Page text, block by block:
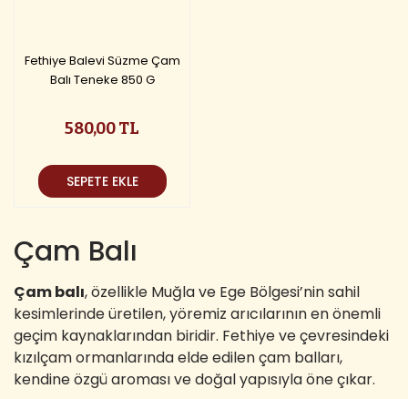
Fethiye Balevi Süzme Çam
Balı Teneke 850 G
580,00 TL
SEPETE EKLE
Çam Balı
Çam balı, özellikle Muğla ve Ege Bölgesi’nin sahil
kesimlerinde üretilen, yöremiz arıcılarının en önemli
geçim kaynaklarından biridir. Fethiye ve çevresindeki
kızılçam ormanlarında elde edilen çam balları,
kendine özgü aroması ve doğal yapısıyla öne çıkar.